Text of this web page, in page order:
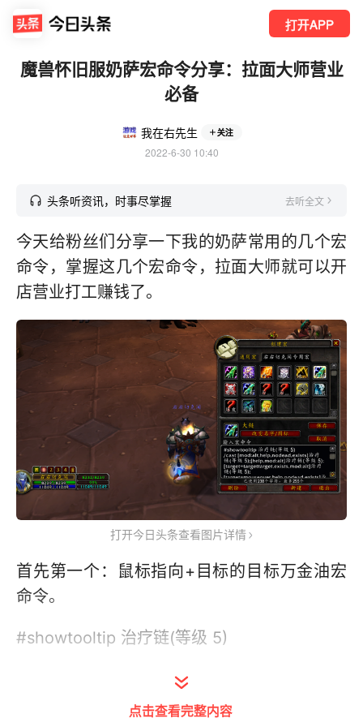
打开APP
魔兽怀旧服奶萨宏命令分享：拉面大师营业
必备
我在右先生 关注
2022-6-30 10:40
头条听资讯，时事尽掌握 去听全文
今天给粉丝们分享一下我的奶萨常用的几个宏
命令，掌握这几个宏命令，拉面大师就可以开
店营业打工赚钱了。
打开今日头条查看图片详情
首先第一个：鼠标指向+目标的目标万金油宏
命令。
#showtooltip 治疗链(等级 5)
/cast [mod:alt,help,nodead,exists]治疗链(等
级 5);[help,mod:alt]治疗链(等级 5);
点击查看完整内容